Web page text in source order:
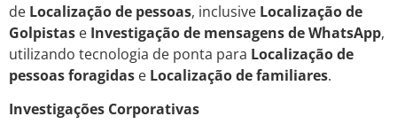
de Localização de pessoas, inclusive Localização de
Golpistas e Investigação de mensagens de WhatsApp,
utilizando tecnologia de ponta para Localização de
pessoas foragidas e Localização de familiares.
Investigações Corporativas